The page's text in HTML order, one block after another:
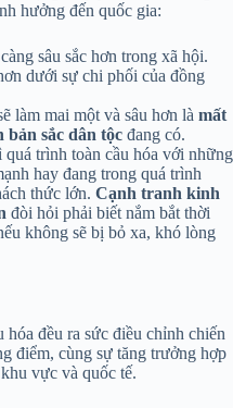
hưởng đến quốc gia:
sâu sắc hơn trong xã hội.
dưới sự chi phối của đồng
làm mai một và sâu hơn là mất
bản sắc dân tộc đang có.
trình toàn cầu hóa với những
hay đang trong quá trình
thức lớn. Cạnh tranh kinh
đòi hỏi phải biết nắm bắt thời
không sẽ bị bỏ xa, khó lòng
đều ra sức điều chỉnh chiến
điểm, cùng sự tăng trưởng hợp
vực và quốc tế.